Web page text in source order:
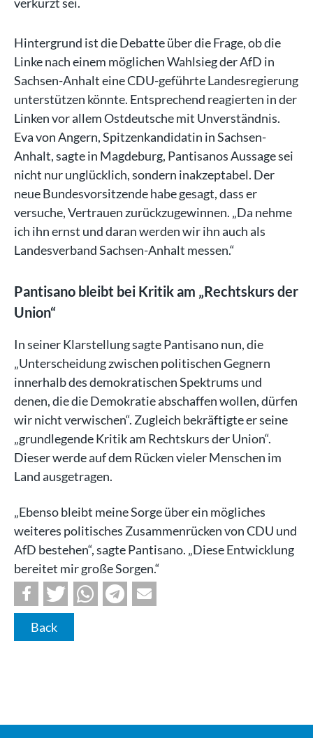
Hintergrund ist die Debatte über die Frage, ob die
Linke nach einem möglichen Wahlsieg der AfD in
Sachsen-Anhalt eine CDU-geführte Landesregierung
unterstützen könnte. Entsprechend reagierten in der
Linken vor allem Ostdeutsche mit Unverständnis.
Eva von Angern, Spitzenkandidatin in Sachsen-
Anhalt, sagte in Magdeburg, Pantisanos Aussage sei
nicht nur unglücklich, sondern inakzeptabel. Der
neue Bundesvorsitzende habe gesagt, dass er
versuche, Vertrauen zurückzugewinnen. „Da nehme
ich ihn ernst und daran werden wir ihn auch als
Landesverband Sachsen-Anhalt messen.“
Pantisano bleibt bei Kritik am „Rechtskurs der
Union“
In seiner Klarstellung sagte Pantisano nun, die
„Unterscheidung zwischen politischen Gegnern
innerhalb des demokratischen Spektrums und
denen, die die Demokratie abschaffen wollen, dürfen
wir nicht verwischen“. Zugleich bekräftigte er seine
„grundlegende Kritik am Rechtskurs der Union“.
Dieser werde auf dem Rücken vieler Menschen im
Land ausgetragen.
„Ebenso bleibt meine Sorge über ein mögliches
weiteres politisches Zusammenrücken von CDU und
AfD bestehen“, sagte Pantisano. „Diese Entwicklung
bereitet mir große Sorgen.“
Back